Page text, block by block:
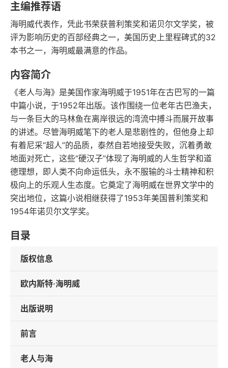
2013-08-01
发行日期
主编推荐语
海明威代表作，凭此书荣获普利策奖和诺贝尔文学奖，被
评为影响历史的百部经典之一，美国历史上里程碑式的32
本书之一，海明威最满意的作品。
内容简介
《老人与海》是美国作家海明威于1951年在古巴写的一篇
中篇小说，于1952年出版。该作围绕一位老年古巴渔夫，
与一条巨大的马林鱼在离岸很远的湾流中搏斗而展开故事
的讲述。尽管海明威笔下的老人是悲剧性的，但他身上却
有着尼采“超人”的品质，泰然自若地接受失败，沉着勇敢
地面对死亡，这些“硬汉子”体现了海明威的人生哲学和道
德理想，即人类不向命运低头，永不服输的斗士精神和积
极向上的乐观人生态度。它奠定了海明威在世界文学中的
突出地位，这篇小说相继获得了1953年美国普利策奖和
1954年诺贝尔文学奖。
目录
版权信息
欧内斯特·海明威
出版说明
前言
老人与海